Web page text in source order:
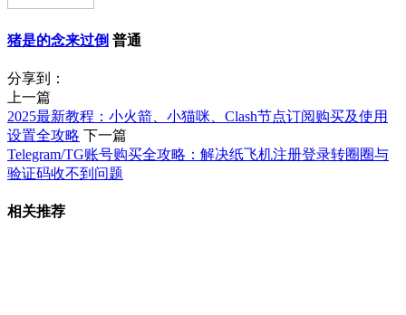
猪是的念来过倒 普通
分享到：
上一篇
2025最新教程：小火箭、小猫咪、Clash节点订阅购买及使用
设置全攻略 下一篇
Telegram/TG账号购买全攻略：解决纸飞机注册登录转圈圈与
验证码收不到问题
相关推荐